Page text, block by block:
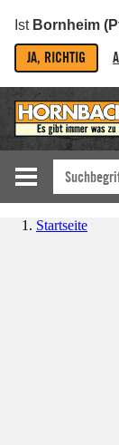
Ist Bornheim
JA, RICHTIG
Startseite